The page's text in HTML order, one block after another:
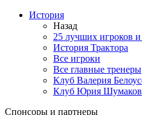
История
Назад
25 лучших игроков
История Трактора
Все игроки
Все главные тренеры
Клуб Валерия
Клуб Юрия
Спонсоры и партнеры